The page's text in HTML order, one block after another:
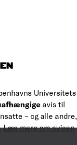
Universitets
avis til
– og alle andre,
Læs mere om avisen